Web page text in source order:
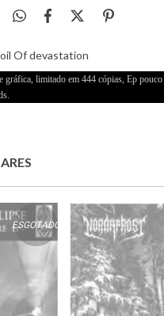
Of devastation
gráfica, limitado em 444 cópias, Ep
ESGOTADO